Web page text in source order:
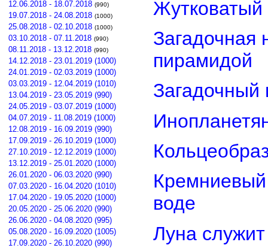
12.06.2018 - 18.07.2018 (990)
19.07.2018 - 24.08.2018 (1000)
25.08.2018 - 02.10.2018 (1000)
03.10.2018 - 07.11.2018 (990)
08.11.2018 - 13.12.2018 (990)
14.12.2018 - 23.01.2019 (1000)
24.01.2019 - 02.03.2019 (1000)
03.03.2019 - 12.04.2019 (1010)
13.04.2019 - 23.05.2019 (990)
24.05.2019 - 03.07.2019 (1000)
04.07.2019 - 11.08.2019 (1000)
12.08.2019 - 16.09.2019 (990)
17.09.2019 - 26.10.2019 (1000)
27.10.2019 - 12.12.2019 (1000)
13.12.2019 - 25.01.2020 (1000)
26.01.2020 - 06.03.2020 (990)
07.03.2020 - 16.04.2020 (1010)
17.04.2020 - 19.05.2020 (1000)
20.05.2020 - 25.06.2020 (990)
26.06.2020 - 04.08.2020 (995)
05.08.2020 - 16.09.2020 (1005)
17.09.2020 - 26.10.2020 (990)
Загадочная
пирамидой
воде
Луна